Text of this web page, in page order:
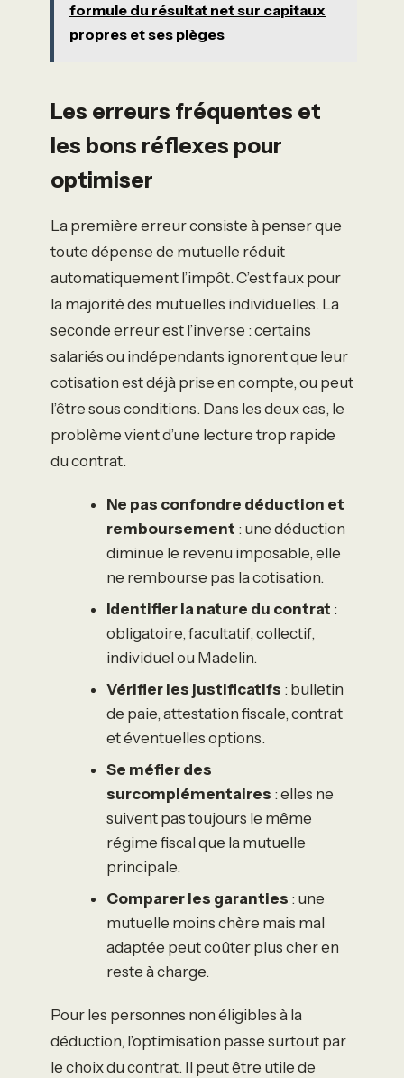
formule du résultat net sur capitaux
propres et ses pièges
Les erreurs fréquentes et
les bons réflexes pour
optimiser
La première erreur consiste à penser que
toute dépense de mutuelle réduit
automatiquement l’impôt. C’est faux pour
la majorité des mutuelles individuelles. La
seconde erreur est l’inverse : certains
salariés ou indépendants ignorent que leur
cotisation est déjà prise en compte, ou peut
l’être sous conditions. Dans les deux cas, le
problème vient d’une lecture trop rapide
du contrat.
Ne pas confondre déduction et
remboursement : une déduction
diminue le revenu imposable, elle
ne rembourse pas la cotisation.
Identifier la nature du contrat :
obligatoire, facultatif, collectif,
individuel ou Madelin.
Vérifier les justificatifs : bulletin
de paie, attestation fiscale, contrat
et éventuelles options.
Se méfier des
surcomplémentaires : elles ne
suivent pas toujours le même
régime fiscal que la mutuelle
principale.
Comparer les garanties : une
mutuelle moins chère mais mal
adaptée peut coûter plus cher en
reste à charge.
Pour les personnes non éligibles à la
déduction, l’optimisation passe surtout par
le choix du contrat. Il peut être utile de